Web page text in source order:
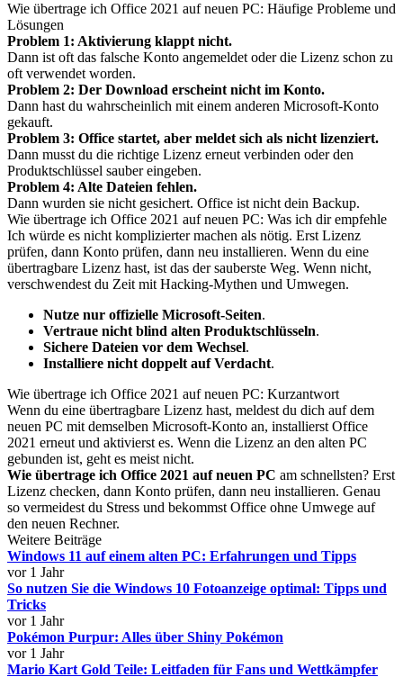
Wie übertrage ich Office 2021 auf neuen PC: Häufige Probleme und
Lösungen
Problem 1: Aktivierung klappt nicht.
Dann ist oft das falsche Konto angemeldet oder die Lizenz schon zu
oft verwendet worden.
Problem 2: Der Download erscheint nicht im Konto.
Dann hast du wahrscheinlich mit einem anderen Microsoft-Konto
gekauft.
Problem 3: Office startet, aber meldet sich als nicht lizenziert.
Dann musst du die richtige Lizenz erneut verbinden oder den
Produktschlüssel sauber eingeben.
Problem 4: Alte Dateien fehlen.
Dann wurden sie nicht gesichert. Office ist nicht dein Backup.
Wie übertrage ich Office 2021 auf neuen PC: Was ich dir empfehle
Ich würde es nicht komplizierter machen als nötig. Erst Lizenz
prüfen, dann Konto prüfen, dann neu installieren. Wenn du eine
übertragbare Lizenz hast, ist das der sauberste Weg. Wenn nicht,
verschwendest du Zeit mit Hacking-Mythen und Umwegen.
Nutze nur offizielle Microsoft-Seiten.
Vertraue nicht blind alten Produktschlüsseln.
Sichere Dateien vor dem Wechsel.
Installiere nicht doppelt auf Verdacht.
Wie übertrage ich Office 2021 auf neuen PC: Kurzantwort
Wenn du eine übertragbare Lizenz hast, meldest du dich auf dem
neuen PC mit demselben Microsoft-Konto an, installierst Office
2021 erneut und aktivierst es. Wenn die Lizenz an den alten PC
gebunden ist, geht es meist nicht.
Wie übertrage ich Office 2021 auf neuen PC am schnellsten? Erst
Lizenz checken, dann Konto prüfen, dann neu installieren. Genau
so vermeidest du Stress und bekommst Office ohne Umwege auf
den neuen Rechner.
Weitere Beiträge
Windows 11 auf einem alten PC: Erfahrungen und Tipps
vor 1 Jahr
So nutzen Sie die Windows 10 Fotoanzeige optimal: Tipps und
Tricks
vor 1 Jahr
Pokémon Purpur: Alles über Shiny Pokémon
vor 1 Jahr
Mario Kart Gold Teile: Leitfaden für Fans und Wettkämpfer